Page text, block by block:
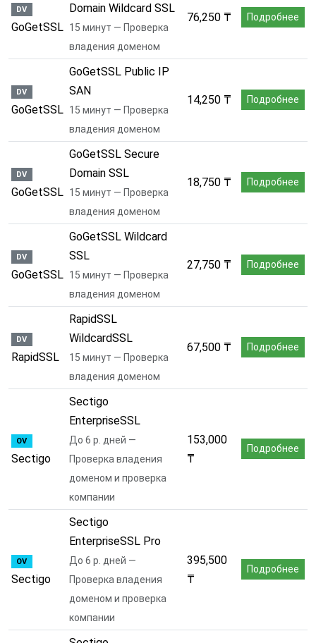
DV
GoGetSSL
Domain Wildcard SSL
15 минут — Проверка
владения доменом
76,250 ₸ Подробнее
DV
GoGetSSL
GoGetSSL Public IP
SAN
15 минут — Проверка
владения доменом
14,250 ₸ Подробнее
DV
GoGetSSL
GoGetSSL Secure
Domain SSL
15 минут — Проверка
владения доменом
18,750 ₸ Подробнее
DV
GoGetSSL
GoGetSSL Wildcard
SSL
15 минут — Проверка
владения доменом
27,750 ₸ Подробнее
DV
RapidSSL
RapidSSL
WildcardSSL
15 минут — Проверка
владения доменом
67,500 ₸ Подробнее
OV
Sectigo
Sectigo
EnterpriseSSL
До 6 р. дней —
Проверка владения
доменом и проверка
компании
153,000
₸
Подробнее
OV
Sectigo
Sectigo
EnterpriseSSL Pro
До 6 р. дней —
Проверка владения
доменом и проверка
компании
395,500
₸
Подробнее